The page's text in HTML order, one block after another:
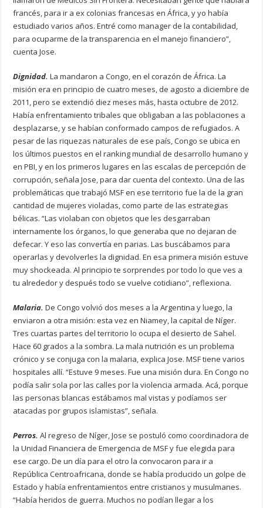
francés, para ir a ex colonias francesas en África, y yo había
estudiado varios años. Entré como manager de la contabilidad,
para ocuparme de la transparencia en el manejo financiero”,
cuenta Jose.
Dignidad. La mandaron a Congo, en el corazón de África. La
misión era en principio de cuatro meses, de agosto a diciembre de
2011, pero se extendió diez meses más, hasta octubre de 2012.
Había enfrentamiento tribales que obligaban a las poblaciones a
desplazarse, y se habían conformado campos de refugiados. A
pesar de las riquezas naturales de ese país, Congo se ubica en
los últimos puestos en el ranking mundial de desarrollo humano y
en PBI, y en los primeros lugares en las escalas de percepción de
corrupción, señala Jose, para dar cuenta del contexto. Una de las
problemáticas que trabajó MSF en ese territorio fue la de la gran
cantidad de mujeres violadas, como parte de las estrategias
bélicas. “Las violaban con objetos que les desgarraban
internamente los órganos, lo que generaba que no dejaran de
defecar. Y eso las convertía en parias. Las buscábamos para
operarlas y devolverles la dignidad. En esa primera misión estuve
muy shockeada. Al principio te sorprendes por todo lo que ves a
tu alrededor y después todo se vuelve cotidiano”, reflexiona.
Malaria. De Congo volvió dos meses a la Argentina y luego, la
enviaron a otra misión: esta vez en Niamey, la capital de Níger.
Tres cuartas partes del territorio lo ocupa el desierto de Sahel.
Hace 60 grados a la sombra. La mala nutrición es un problema
crónico y se conjuga con la malaria, explica Jose. MSF tiene varios
hospitales allí. “Estuve 9 meses. Fue una misión dura. En Congo no
podía salir sola por las calles por la violencia armada. Acá, porque
las personas blancas estábamos mal vistas y podíamos ser
atacadas por grupos islamistas”, señala.
Perros. Al regreso de Níger, Jose se postuló como coordinadora de
la Unidad Financiera de Emergencia de MSF y fue elegida para
ese cargo. De un día para el otro la convocaron para ir a
República Centroafricana, donde se había producido un golpe de
Estado y había enfrentamientos entre cristianos y musulmanes.
“Había heridos de guerra. Muchos no podían llegar a los